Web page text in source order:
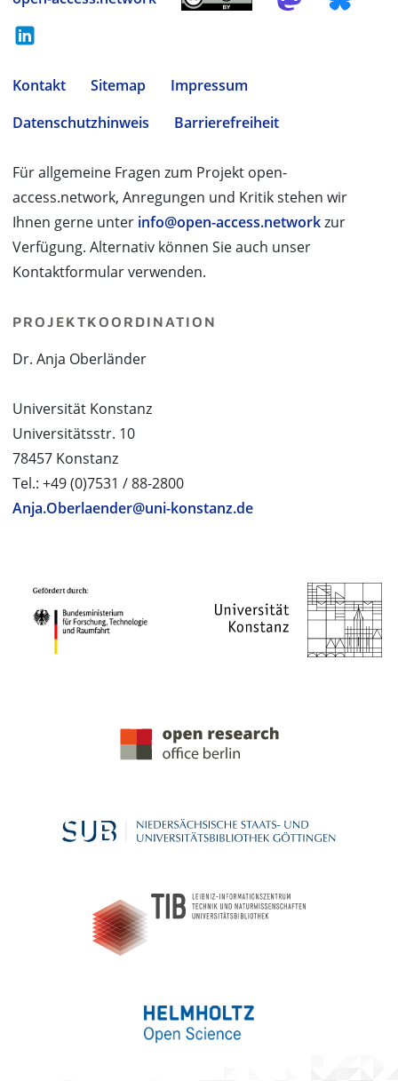
Kontakt Sitemap
Impressum
Datenschutzhinweis
Barrierefreiheit
Für allgemeine Fragen zum Projekt open-
access.network, Anregungen und Kritik stehen wir
Ihnen gerne unter info@open-access.networkzur
Verfügung. Alternativ können Sie auch unser
Kontaktformular verwenden.
PROJEKTKOORDINATION
Dr. Anja Oberländer
Universität Konstanz
Universitätsstr. 10
78457 Konstanz
Tel.: +49 (0)7531 / 88-2800
Anja.Oberlaender@uni-konstanz.de